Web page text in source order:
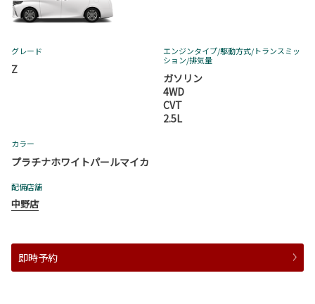
グレード
Z
エンジンタイプ/駆動方式/トランスミッ
ション/排気量
ガソリン
4WD
CVT
2.5L
カラー
プラチナホワイトパールマイカ
配備店舗
中野店
即時予約